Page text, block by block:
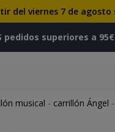
del viernes 7 de
pedidos superiores a 95€
musical - carrillón Ángel -